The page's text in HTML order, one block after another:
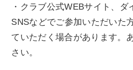
・クラブ公式WEBサイト、ダ
SNSなどでご参加いただいた
ていただく場合があります。
さい。